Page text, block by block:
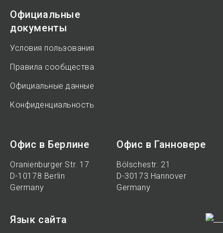
Официальные
документы
Условия пользования
Правила сообщества
Официальные данные
Конфиденциальность
Офис в Берлине
Oranienburger Str. 17
D-10178 Berlin
Germany
Офис в Ганновере
Bölschestr. 21
D-30173 Hannover
Germany
Язык сайта